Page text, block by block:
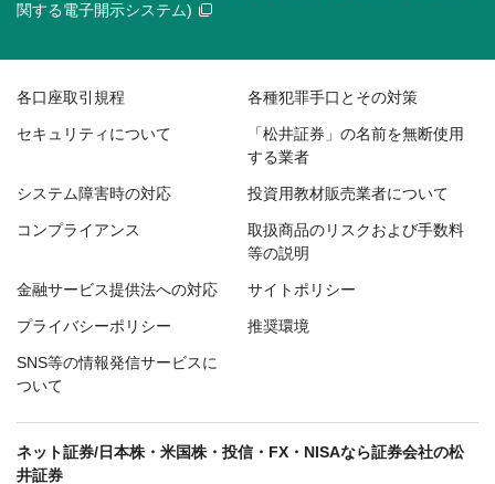
関する電子開示システム)
各口座取引規程 各種犯罪手口とその対策
セキュリティについて
「松井証券」の名前を無断使用
する業者
システム障害時の対応 投資用教材販売業者について
コンプライアンス
取扱商品のリスクおよび手数料
等の説明
金融サービス提供法への対応 サイトポリシー
プライバシーポリシー 推奨環境
SNS等の情報発信サービスに
ついて
ネット証券/日本株・米国株・投信・FX・NISAなら証券会社の松
井証券